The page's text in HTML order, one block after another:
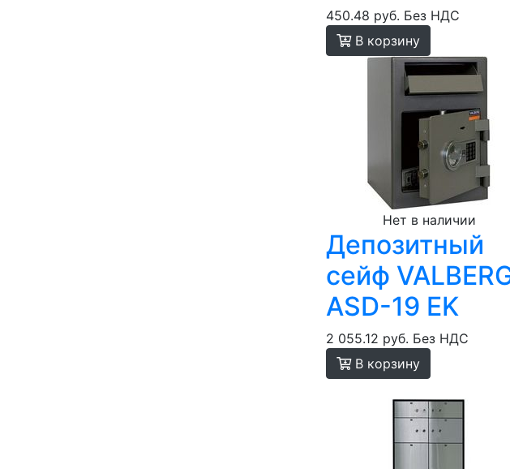
450.48 руб. Без НДС
В корзину
Нет в наличии
Депозитный
cейф
ASD-19 EK
2 055.12 руб. Без НДС
В корзину